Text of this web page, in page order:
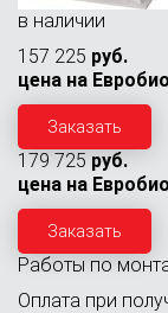
в наличии
157 225 руб.
цена на
Заказать
179 725 руб.
цена на
Заказать
Работы по
Оплата при